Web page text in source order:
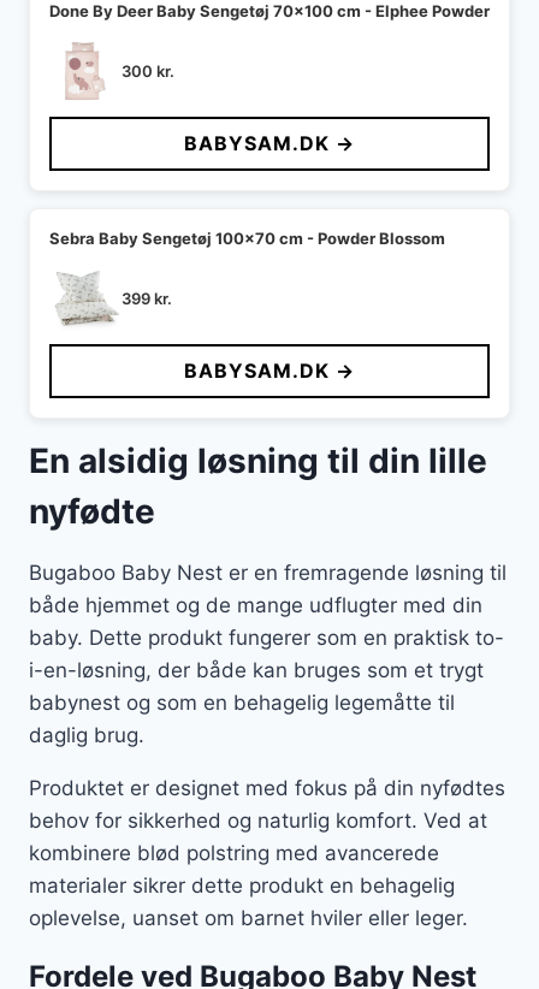
Done By Deer Baby Sengetøj 70x100 cm - Elphee Powder
300 kr.
BABYSAM.DK →
Sebra Baby Sengetøj 100x70 cm - Powder Blossom
399kr.
BABYSAM.DK →
En alsidig løsning til din lille
nyfødte
Bugaboo Baby Nest er en fremragende løsning til
både hjemmet og de mange udflugter med din
baby. Dette produkt fungerer som en praktisk to-
i-en-løsning, der både kan bruges som et trygt
babynest og som en behagelig legemåtte til
daglig brug.
Produktet er designet med fokus på din nyfødtes
behov for sikkerhed og naturlig komfort. Ved at
kombinere blød polstring med avancerede
materialer sikrer dette produkt en behagelig
oplevelse, uanset om barnet hviler eller leger.
Fordele ved Bugaboo Baby Nest